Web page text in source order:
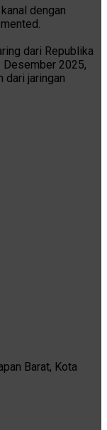
dengan
dari Republika
Desember 2025,
dari jaringan
Barat, Kota